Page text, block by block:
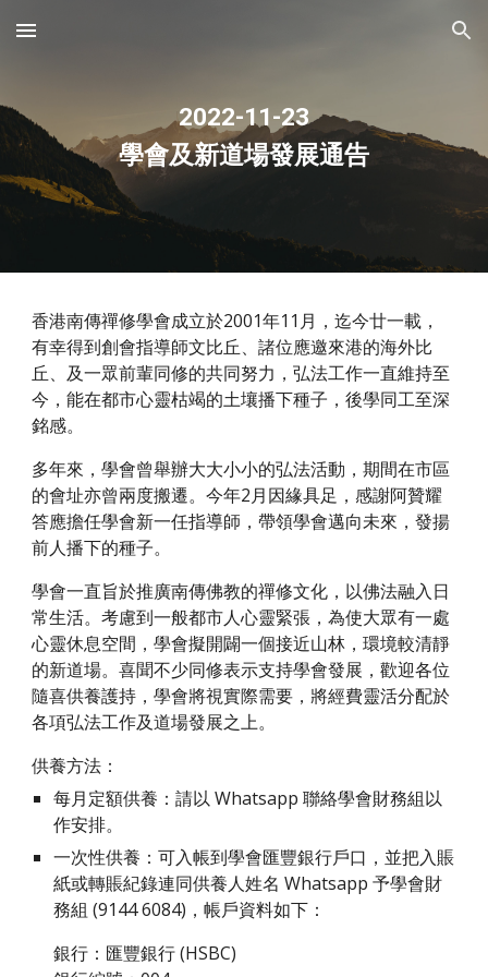
Skip to main content Skip to navigation
2022-11-23
學會及新道場發展通告
香港南傳禪修學會成立於2001年11月，迄今廿一載，
有幸得到創會指導師文比丘、諸位應邀來港的海外比
丘、及一眾前輩同修的共同努力，弘法工作一直維持至
今，能在都市心靈枯竭的土壤播下種子，後學同工至深
銘感。
多年來，學會曾舉辦大大小小的弘法活動，期間在市區
的會址亦曾兩度搬遷。今年2月因緣具足，感謝阿贊耀
答應擔任學會新一任指導師，帶領學會邁向未來，發揚
前人播下的種子。
學會一直旨於推廣南傳佛教的禪修文化，以佛法融入日
常生活。考慮到一般都市人心靈緊張，為使大眾有一處
心靈休息空間，學會擬開闢一個接近山林，環境較清靜
的新道場。喜聞不少同修表示支持學會發展，歡迎各位
隨喜供養護持，學會將視實際需要，將經費靈活分配於
各項弘法工作及道場發展之上。
供養方法：
每月定額供養：請以 Whatsapp 聯絡學會財務組以
作安排。
一次性供養：可入帳到學會匯豐銀行戶口，並把入賬
紙或轉賬紀錄連同供養人姓名 Whatsapp 予學會財
務組 (9144 6084)，帳戶資料如下：
銀行：匯豐銀行 (HSBC)